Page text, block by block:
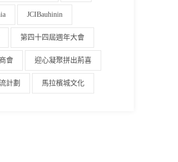
JCIBauhinin
第四十四屆週年大會
會 迎心凝聚拼出荊喜
計劃 馬拉檳城文化